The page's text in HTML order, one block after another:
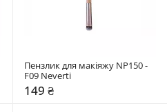
Пензлик для макіяжу NP150 -
F09 Neverti
149 ₴